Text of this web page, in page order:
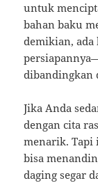
untuk
bahan baku
demikian, ada
dibandingkan
Jika Anda
dengan cita
menarik. Tapi
bisa
daging segar